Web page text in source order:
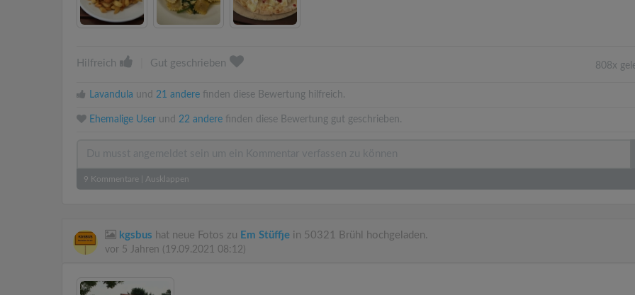
Hilfreich Gut geschrieben 808x
Lavandula und 21 andere finden diese Bewertung hilfreich.
Ehemalige User und 22 andere finden diese Bewertung gut geschrieben.
9 Kommentare Ausklappen
kgsbus hat neue Fotos zu Em Stüffje in 50321 Brühl hochgeladen.
vor 5 Jahren (19.09.2021 08:12)